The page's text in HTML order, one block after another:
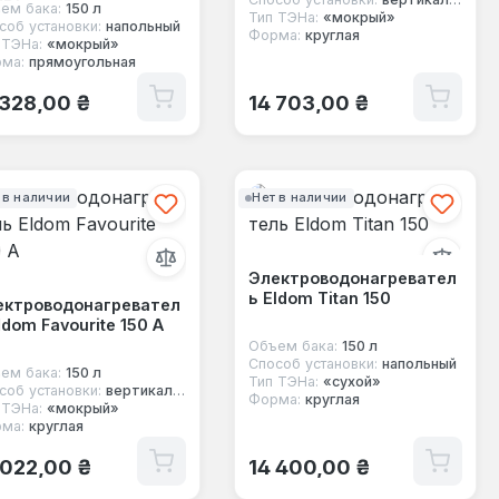
бака: 150 л
установки: напольный
ТЭНа: «мокрый»
прямоугольная
цена:
₴
Тип ТЭНа: «мокрый»
Форма: круглая
Обычная цена:
14 703,00 ₴
в наличии
Favourite 150 А
бака: 150 л
установки: вертикальный
ТЭНа: «мокрый»
круглая
цена:
₴
Нет в наличии
Электроводонагревател
ь Eldom Titan 150
Объем бака: 150 л
Способ установки: напольный
Тип ТЭНа: «сухой»
Форма: круглая
Обычная цена:
14 400,00 ₴